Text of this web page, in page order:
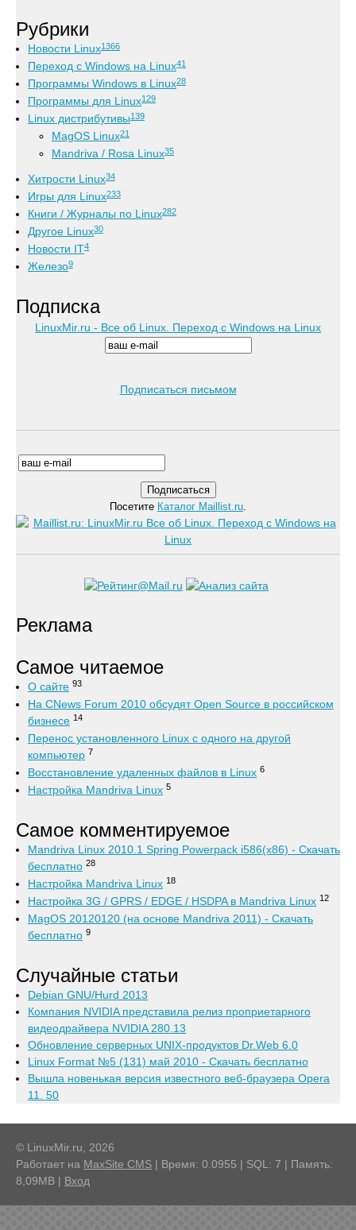
Рубрики
Новости Linux1366
Переход с Windows на Linux41
Программы Windows в Linux28
Программы для Linux129
Linux дистрибутивы139
MagOS Linux21
Mandriva / Rosa Linux35
Хитрости Linux34
Игры для Linux233
Книги / Журналы по Linux282
Другое Linux30
Новости IT4
Железо9
Подписка
LinuxMir.ru - Все об Linux. Переход с Windows на Linux
Подписаться письмом
Посетите Каталог Maillist.ru.
Реклама
Самое читаемое
О сайте 93
На CNews Forum 2010 обсудят Open Source в российском
бизнесе 14
Перенос установленного Linux с одного на другой
компьютер 7
Восстановление удаленных файлов в Linux 6
Настройка Mandriva Linux 5
Самое комментируемое
Mandriva Linux 2010.1 Spring Powerpack i586(x86) - Скачать
бесплатно 28
Настройка Mandriva Linux 18
Настройка 3G / GPRS / EDGE / HSDPA в Mandriva Linux 12
MagOS 20120120 (на основе Mandriva 2011) - Скачать
бесплатно 9
Случайные статьи
Debian GNU/Hurd 2013
Компания NVIDIA представила релиз проприетарного
видеодрайвера NVIDIA 280.13
Обновление серверных UNIX-продуктов Dr.Web 6.0
Linux Format №5 (131) май 2010 - Скачать бесплатно
Вышла новенькая версия известного веб-браузера Opera
11. 50
© LinuxMir.ru, 2026
Работает на MaxSite CMS | Время: 0.0955 | SQL: 7 | Память:
8,09MB | Вход